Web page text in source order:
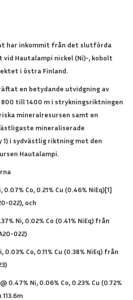
har inkommit från det slutförda
Hautalampi nickel (Ni)-, kobolt
i östra Finland.
en betydande utvidgning av
till 1400 m i strykningsriktningen
mineralresursen samt en
mineraliserade
1) i sydvästlig riktning mot den
Hautalampi.
0.07% Co, 0.21% Cu (0.46% NiEq)[1]
022), och
Ni, 0.02% Co (0.41% NiEq) från
022)
0.03% Co, 0.11% Cu (0.38% NiEq) från
0.47% Ni, 0.06% Co, 0.23% Cu (0.72%